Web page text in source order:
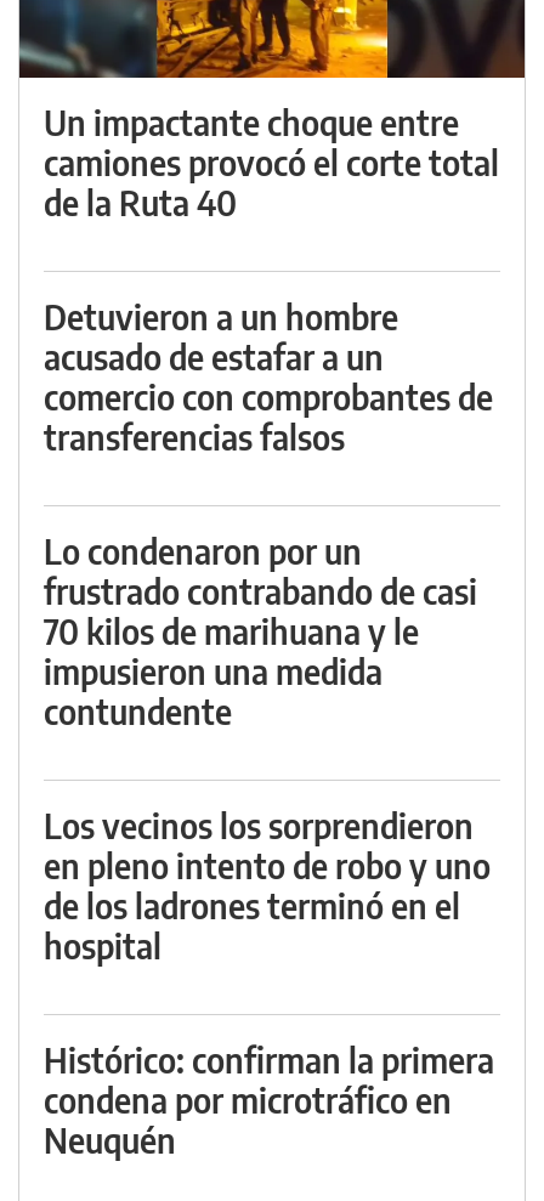
Un impactante choque entre
camiones provocó el corte total
de la Ruta 40
Detuvieron a un hombre
acusado de estafar a un
comercio con comprobantes de
transferencias falsos
Lo condenaron por un
frustrado contrabando de casi
70 kilos de marihuana y le
impusieron una medida
contundente
Los vecinos los sorprendieron
en pleno intento de robo y uno
de los ladrones terminó en el
hospital
Histórico: confirman la primera
condena por microtráfico en
Neuquén